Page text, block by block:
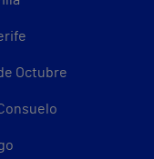
Octubre